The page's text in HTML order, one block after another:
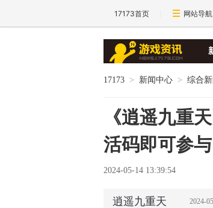
17173首页 网站导航
17173 > 新闻中心 > 综合新
《逍遥九重
活码即可参与
2024-05-14 13:39:54
逍遥九重天 2024-